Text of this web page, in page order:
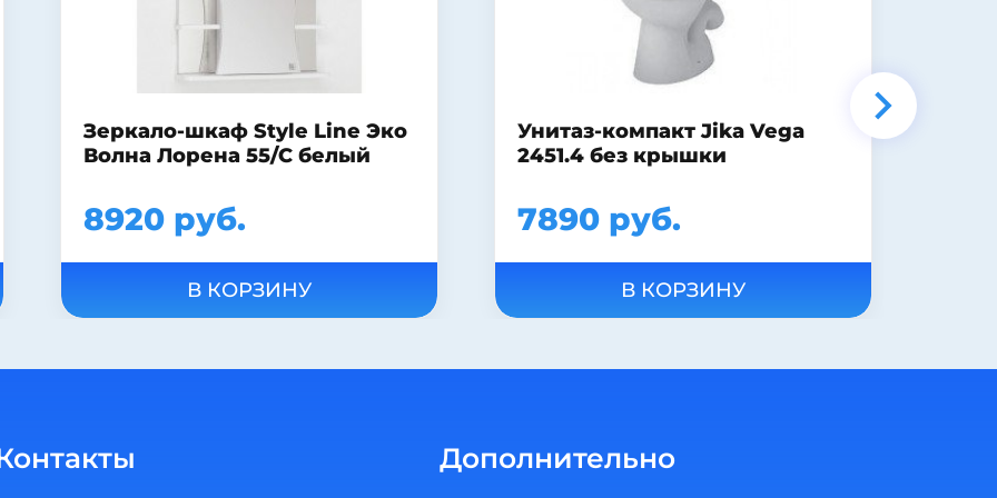
Унитаз-компакт Jika Vega
2451.4 без крышки
7890 руб.
В КОРЗИНУ
Тумба с раковиной под
стиральную машину Эстет
Dallas Luxe 1200х482
33890 руб.
В КОРЗИНУ
Дополнительно